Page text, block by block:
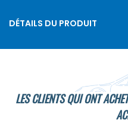
DÉTAILS DU PRODUIT
LES CLIENTS QUI ONT